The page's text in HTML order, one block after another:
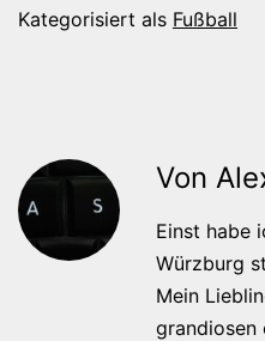
Kategorisiert als Fußball
Von
Einst habe
Würzburg
Mein
grandiosen